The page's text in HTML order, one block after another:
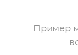
Пример